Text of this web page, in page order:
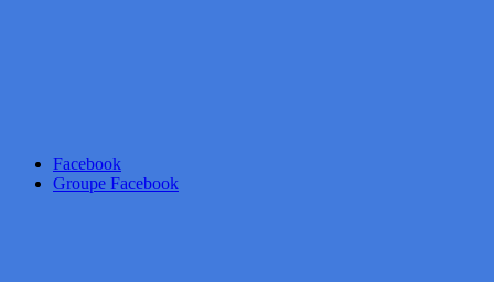
Facebook
Groupe Facebook